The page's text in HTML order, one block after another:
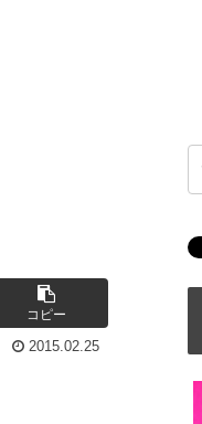
コピー
2015.02.25